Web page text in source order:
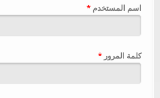
‏اسم المستخدم ‏ *
‏كلمة المرور ‏ *